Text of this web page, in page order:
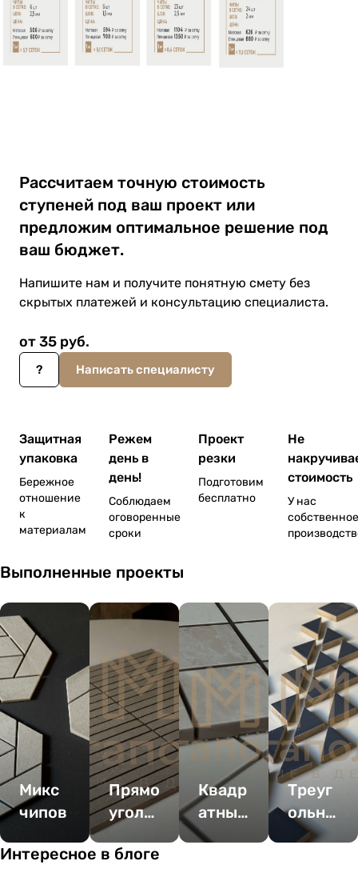
Рассчитаем точную стоимость
ступеней под ваш проект или
предложим оптимальное решение под
ваш бюджет.
Напишите нам и получите понятную смету без
скрытых платежей и консультацию специалиста.
от 35 руб.
? Написать специалисту
Защитная
упаковка
Бережное
отношение
к
материалам
Режем
день в
день!
Соблюдаем
оговоренные
сроки
Проект
резки
Подготовим
бесплатно
Не
стоимость
У нас
собственное
Выполненные проекты
Микс
чипов
Прямо
уголь
чип
Квадр
атный
чип
Треуг
ольны
й чип
Интересное в блоге